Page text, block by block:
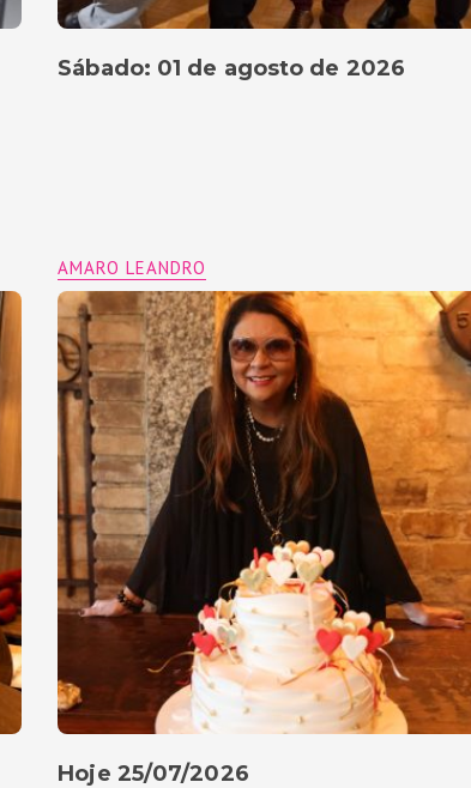
Sábado: 01 de agosto de 2026
AMARO LEANDRO
Hoje 25/07/2026